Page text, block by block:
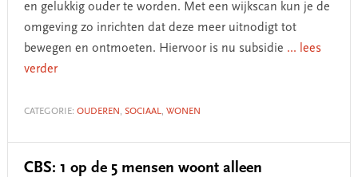
en gelukkig ouder te worden. Met een wijkscan kun je de
omgeving zo inrichten dat deze meer uitnodigt tot
bewegen en ontmoeten. Hiervoor is nu subsidie ... lees
verder
CATEGORIE: OUDEREN , SOCIAAL, WONEN
CBS: 1 op de 5 mensen woont alleen